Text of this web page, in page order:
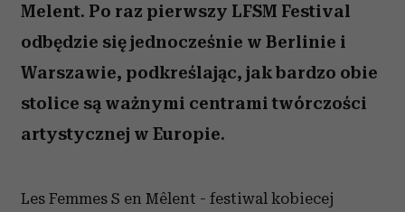
Melent. Po raz pierwszy LFSM Festival
odbędzie się jednocześnie w Berlinie i
Warszawie, podkreślając, jak bardzo obie
stolice są ważnymi centrami twórczości
artystycznej w Europie.
Les Femmes S en Mêlent - festiwal kobiecej